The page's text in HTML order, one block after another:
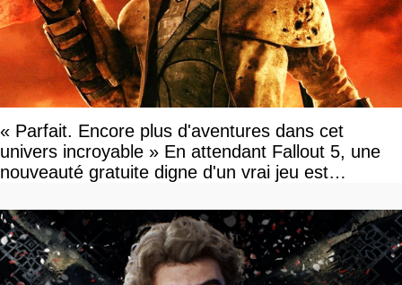
« Parfait. Encore plus d'aventures dans cet
univers incroyable » En attendant Fallout 5, une
nouveauté gratuite digne d'un vrai jeu est